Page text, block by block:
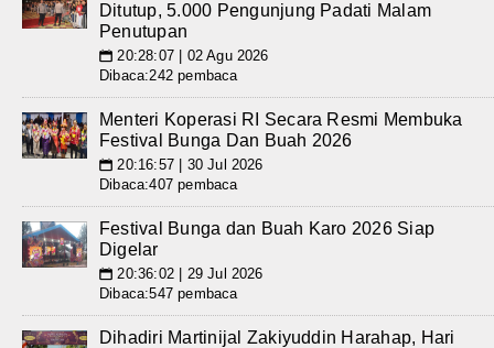
Ditutup, 5.000 Pengunjung Padati Malam
Penutupan
📅 20:28:07 | 02 Agu 2026
Dibaca:242 pembaca
Menteri Koperasi RI Secara Resmi Membuka
Festival Bunga Dan Buah 2026
📅 20:16:57 | 30 Jul 2026
Dibaca:407 pembaca
Festival Bunga dan Buah Karo 2026 Siap
Digelar
📅 20:36:02 | 29 Jul 2026
Dibaca:547 pembaca
Dihadiri Martinijal Zakiyuddin Harahap, Hari